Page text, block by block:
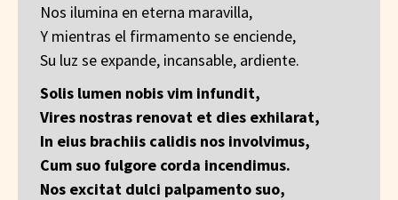
Nos ilumina en eterna maravilla,
Y mientras el firmamento se enciende,
Su luz se expande, incansable, ardiente.
Solis lumen nobis vim infundit,
Vires nostras renovat et dies exhilarat,
In eius brachiis calidis nos involvimus,
Cum suo fulgore corda incendimus.
Nos excitat dulci palpamento suo,